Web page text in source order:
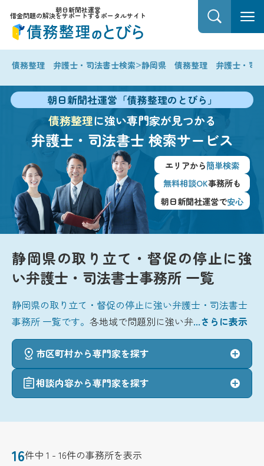
朝日新聞社運営
借金問題の解決をサポートするポータルサイト
債務整理 弁護士・司法書士検索>静岡県 債務整理 弁護士・司
朝日新聞社運営「債務整理のとびら」
債務整理に強い専門家が見つかる
弁護士・司法書士 検索サービス
エリアから簡単検索
無料相談OK事務所も
朝日新聞社運営で安心
静岡県の取り立て・督促の停止に強
い弁護士・司法書士事務所 一覧
静岡県の取り立て・督促の停止に強い弁護士・司法書士
事務所 一覧です。各地域で問題別に強い弁...さらに表示
市区町村から専門家を探す
相談内容から専門家を探す
16件中 1 - 16件の事務所を表示